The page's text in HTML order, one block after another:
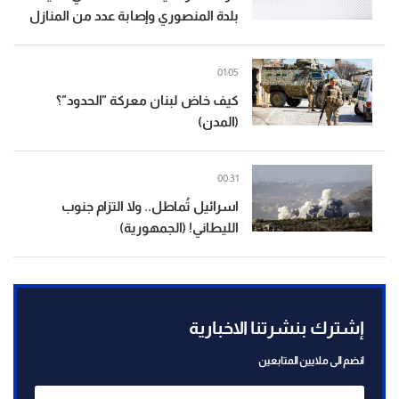
بلدة المنصوري وإصابة عدد من المنازل
كيف خاض لبنان معركة "الحدود"؟
(المدن)
01:05
اسرائيل تُماطل.. ولا التزام جنوب
الليطاني! (الجمهورية)
00:31
إشترك بنشرتنا الاخبارية
انضم الى ملايين المتابعين